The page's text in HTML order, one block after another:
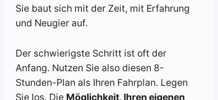
Sie baut sich mit der Zeit, mit Erfahrung
und Neugier auf.
Der schwierigste Schritt ist oft der
Anfang. Nutzen Sie also diesen 8-
Stunden-Plan als Ihren Fahrplan. Legen
Sie los. Die Möglichkeit, Ihren eigenen